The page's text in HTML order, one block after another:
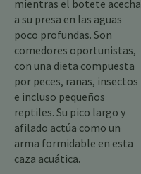
mientras el botete acecha
a su presa en las aguas
poco profundas. Son
comedores oportunistas,
con una dieta compuesta
por peces, ranas, insectos
e incluso pequeños
reptiles. Su pico largo y
afilado actúa como un
arma formidable en esta
caza acuática.